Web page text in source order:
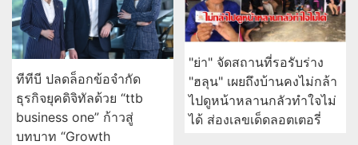
ทีทีบี ปลดล็อกข้อจำกัด
ธุรกิจยุคดิจิทัลด้วย “ttb
business one” ก้าวสู่
บทบาท “Growth
"ย่า" จัดสถานที่รอรับร่าง
"ฮลุน" เผยถึงบ้านคงไม่กล้า
ไปดูหน้าหลานกลัวทำใจไม่
ได้ ส่องเลขเด็ดลอตเตอรี่